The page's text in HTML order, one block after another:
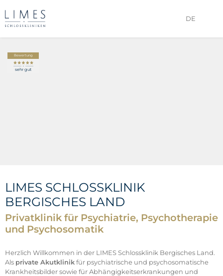
DE
Bewertung
sehr gut
BILDERGALERIE
LIMES SCHLOSSKLINIK
BERGISCHES LAND
Privatklinik für Psychiatrie, Psychotherapie
und Psychosomatik
Herzlich Willkommen in der LIMES Schlossklinik Bergisches Land.
Als private Akutklinikfür psychiatrische und psychosomatische
Krankheitsbilder sowie für Abhängigkeitserkrankungen und